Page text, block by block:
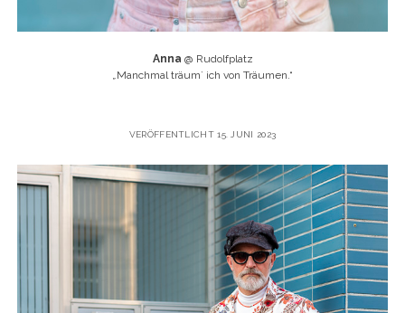
Anna @ Rudolfplatz
Manchmal träum` ich von Träumen.“
VERÖFFENTLICHT 15. JUNI 2023